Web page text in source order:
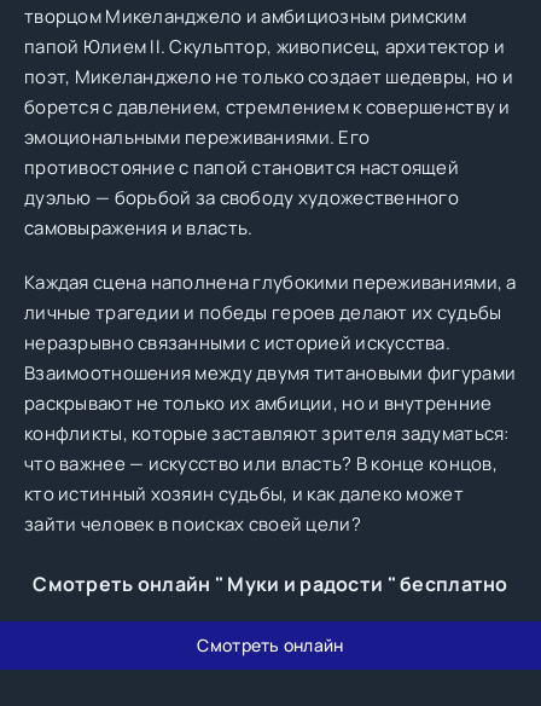
творцом Микеланджело и амбициозным римским
папой Юлием II. Скульптор, живописец, архитектор и
поэт, Микеланджело не только создает шедевры, но и
борется с давлением, стремлением к совершенству и
эмоциональными переживаниями. Его
противостояние с папой становится настоящей
дуэлью — борьбой за свободу художественного
самовыражения и власть.
Каждая сцена наполнена глубокими переживаниями, а
личные трагедии и победы героев делают их судьбы
неразрывно связанными с историей искусства.
Взаимоотношения между двумя титановыми фигурами
раскрывают не только их амбиции, но и внутренние
конфликты, которые заставляют зрителя задуматься:
что важнее — искусство или власть? В конце концов,
кто истинный хозяин судьбы, и как далеко может
зайти человек в поисках своей цели?
Смотреть онлайн " Муки и радости " бесплатно
Смотреть онлайн